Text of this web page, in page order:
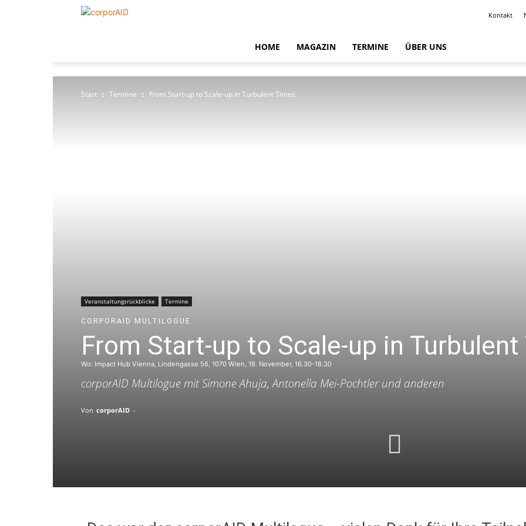
corporAID
Kontakt
HOME MAGAZIN TERMINE ÜBER UNS
Start Termine From Start-up to Scale-up in Turbulent Times
Veranstaltungsrückblicke Termine
CORPORAID MULTILOGUE
From Start-up to Scale-up in Turbulent
Wo: Impact Hub Vienna, Lindengasse 56, 1070 Wien, 16. November, 16.30-18.30
corporAID Multilogue mit Simone Ahuja, Antonella Mei-Pochtler und anderen
Von corporAID -